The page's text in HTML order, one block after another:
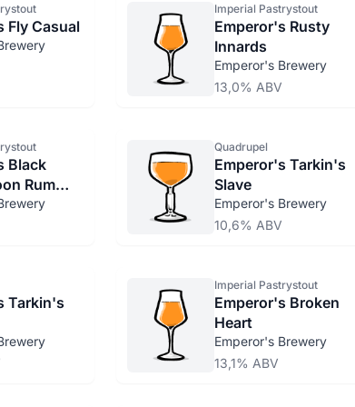
Fly Casual
Imperial Pastrystout
Emperor's Rusty
Innards
Emperor's Brewery
13,0% ABV
Black
Rum
Quadrupel
Emperor's Tarkin's
Slave
Emperor's Brewery
10,6% ABV
Tarkin's
Imperial Pastrystout
Emperor's Broken
Heart
Emperor's Brewery
13,1% ABV